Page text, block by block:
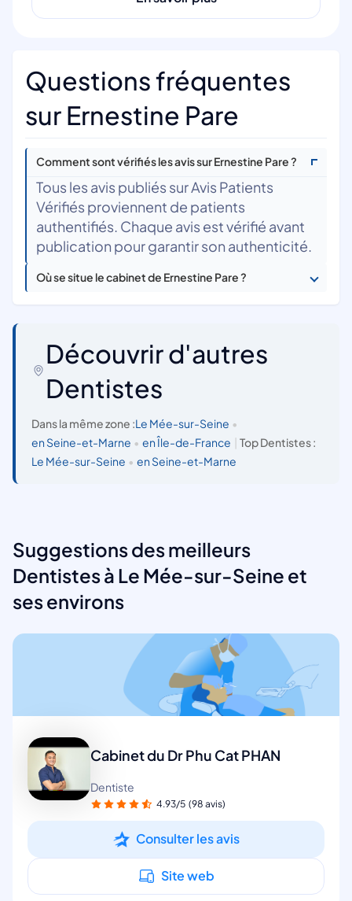
Questions fréquentes
sur Ernestine Pare
Comment sont vérifiés les avis sur Ernestine Pare ?
Tous les avis publiés sur Avis Patients
Vérifiés proviennent de patients
authentifiés. Chaque avis est vérifié avant
publication pour garantir son authenticité.
Où se situe le cabinet de Ernestine Pare ?
Découvrir d'autres
Dentistes
Dans la même zone :Le Mée-sur-Seine •
en Seine-et-Marne • en Île-de-France
Top Dentistes :
Le Mée-sur-Seine • en Seine-et-Marne
Suggestions des meilleurs
Dentistes à Le Mée-sur-Seine et
ses environs
Cabinet du Dr Phu Cat PHAN
Dentiste
4.93/5 (98 avis)
Consulter les avis
Site web